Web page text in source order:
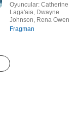
Oyuncular: Catherine
Laga'aia, Dwayne
Johnson, Rena Owen
Fragman